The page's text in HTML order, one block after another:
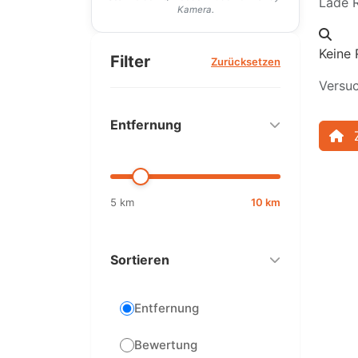
Kamera.
Filter Zurücksetzen
Entfernung
5 km 10 km
Sortieren
Entfernung
Bewertung
Keine